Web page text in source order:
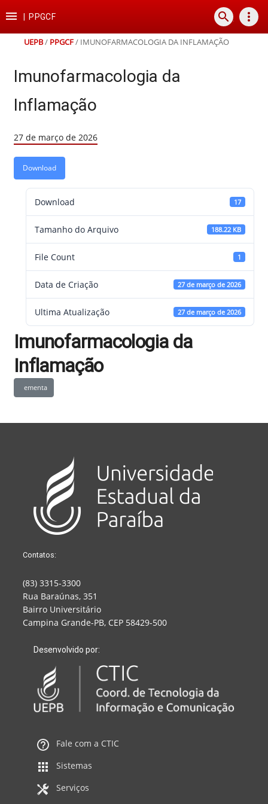
para
conteúdo
para
para
para
rodapé
 PPGCF search more_vert
UEPB/ PPGCF/ IMUNOFARMACOLOGIA DA INFLAMAÇÃO
Imunofarmacologia da
Inflamação
27 de março de 2026
Download
Download 17
Tamanho do Arquivo 188.22 KB
File Count 1
Data de Criação 27 de março de 2026
Ultima Atualização 27 de março de 2026
Imunofarmacologia da
Inflamação
ementa
Contatos:
(83) 3315-3300
Rua Baraúnas, 351
Bairro Universitário
Campina Grande-PB, CEP 58429-500
Desenvolvido por:
Fale com a CTIC
Sistemas
Serviços